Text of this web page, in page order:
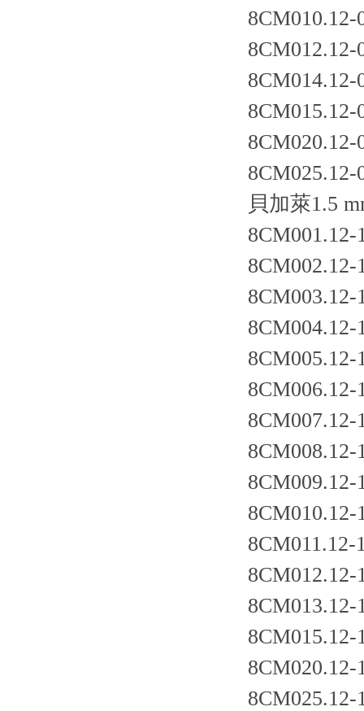
8CM010.12-
8CM012.12-
8CM014.12-
8CM015.12-
8CM020.12-
8CM025.12-
貝加萊1.5
8CM001.12-
8CM002.12-
8CM003.12-
8CM004.12-
8CM005.12-
8CM006.12-
8CM007.12-
8CM008.12-
8CM009.12-
8CM010.12-
8CM011.12-
8CM012.12-
8CM013.12-
8CM015.12-
8CM020.12-
8CM025.12-